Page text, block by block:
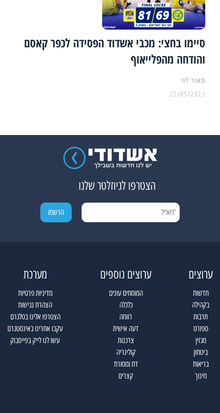
סיימו בחצי: מכבי אשדוד הפסידה לכפר קאסם
והודחה מהפלייאוף
מאור לוי
22/05/2023
הצטרפו לניוזלטר שלנו
ערוצים
חדשות
בקהילה
תרבות
ספורט
מגזין
ביטחון
בריאות
חינוך
ערוצים נוספים
המומחים עונים
כלכלה
רווחה
דעה אישית
צרכנות
קולינריה
דת ומסורת
קצרים
מערכת
מדיניות פרטיות
הצהרת נגישות
הצטרפו אלינו בטלגרם
עקבו אחרינו באינסטגרם
עשו לנו לייק בפייסבוק